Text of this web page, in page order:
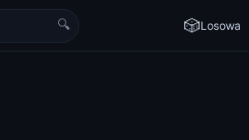
🔍 🎲Losowa